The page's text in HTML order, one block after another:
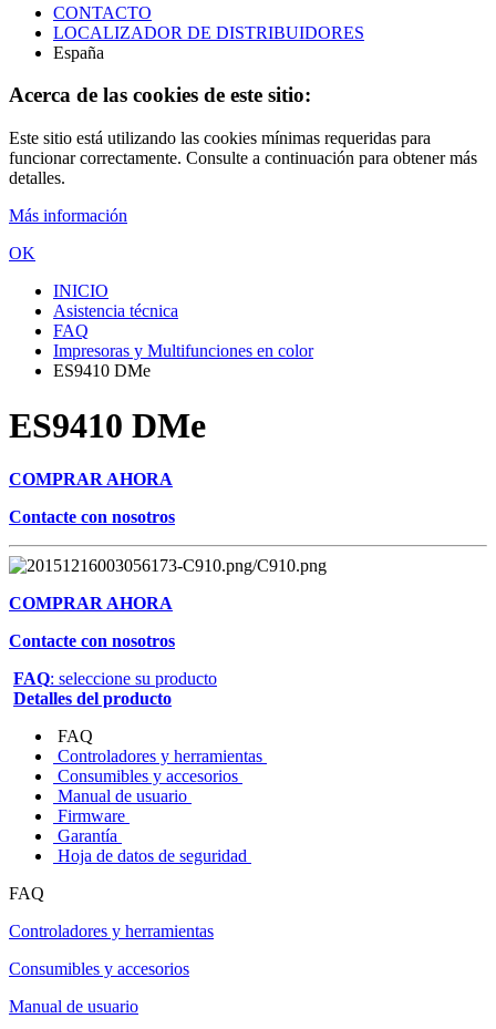
CONTACTO
LOCALIZADOR DE DISTRIBUIDORES
España
Acerca de las cookies de este sitio:
Este sitio está utilizando las cookies mínimas requeridas para
funcionar correctamente. Consulte a continuación para obtener más
detalles.
Más información
OK
INICIO
Asistencia técnica
FAQ
Impresoras y Multifunciones en color
ES9410 DMe
ES9410 DMe
COMPRAR AHORA
Contacte con nosotros
COMPRAR AHORA
Contacte con nosotros
FAQ: seleccione su producto
Detalles del producto
FAQ
Controladores y herramientas
Consumibles y accesorios
Manual de usuario
Firmware
Garantía
Hoja de datos de seguridad
FAQ
Controladores y herramientas
Consumibles y accesorios
Manual de usuario